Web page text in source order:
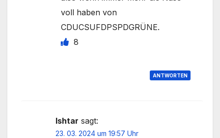
voll haben von
CDUCSUFDPSPDGRÜNE.
8
ANTWORTEN
Ishtar sagt:
23. 03. 2024 um 19:57 Uhr